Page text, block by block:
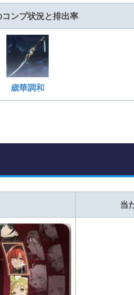
コンプ状況と排出率
歳華調和
当